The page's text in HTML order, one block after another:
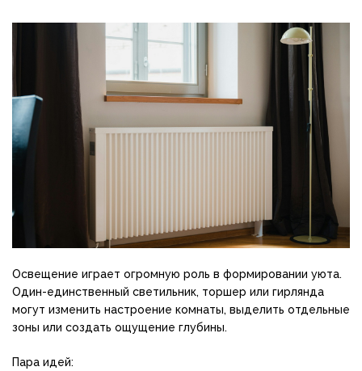
Освещение играет огромную роль в формировании уюта.
Один-единственный светильник, торшер или гирлянда
могут изменить настроение комнаты, выделить отдельные
зоны или создать ощущение глубины.
Пара идей: